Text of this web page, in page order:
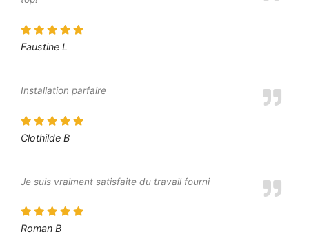
Faustine L
Installation parfaire
Clothilde B
Je suis vraiment satisfaite du travail fourni
Roman B